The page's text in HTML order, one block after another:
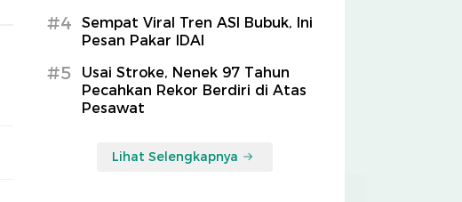
#4
Sempat Viral Tren ASI Bubuk, Ini
Pesan Pakar IDAI
#5
Usai Stroke, Nenek 97 Tahun
Pecahkan Rekor Berdiri di Atas
Pesawat
Lihat Selengkapnya